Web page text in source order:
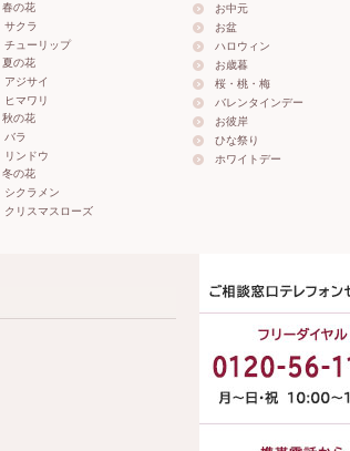
春の花
サクラ
チューリップ
夏の花
アジサイ
ヒマワリ
秋の花
バラ
リンドウ
冬の花
シクラメン
クリスマスローズ
お中元
お盆
ハロウィン
お歳暮
桜・桃・梅
バレンタインデー
お彼岸
ひな祭り
ホワイトデー